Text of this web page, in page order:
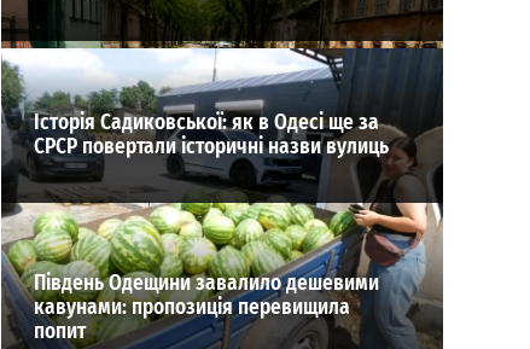
Історія Садиковської: як в Одесі ще за
СРСР повертали історичні назви вулиць
Південь Одещини завалило дешевими
кавунами: пропозиція перевищила
попит